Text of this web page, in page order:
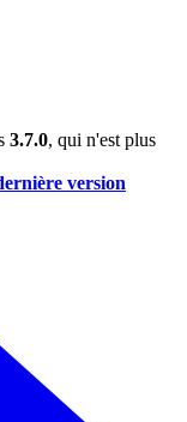
3.7.0, qui n'est plus
version